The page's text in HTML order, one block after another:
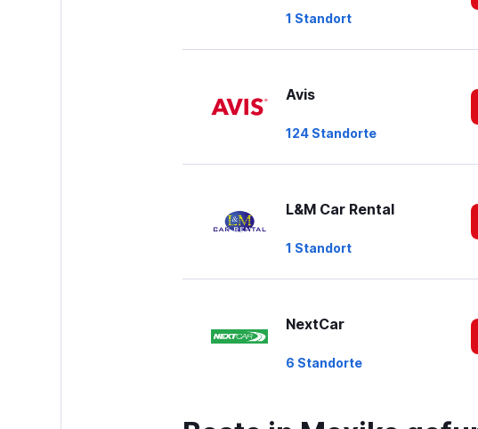
1 Standort
Avis
124 Standorte
L&M Car Rental
1 Standort
NextCar
6 Standorte